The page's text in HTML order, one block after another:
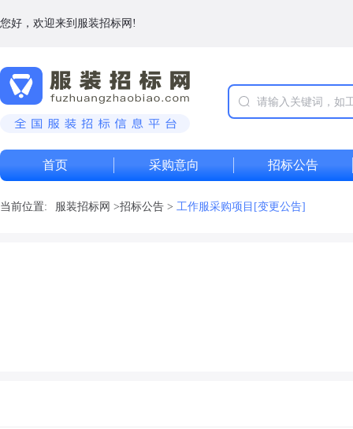
您好，欢迎来到服装招标网!
首页 采购意向 招标公告
当前位置: 服装招标网 >招标公告 > 工作服采购项目[变更公告]